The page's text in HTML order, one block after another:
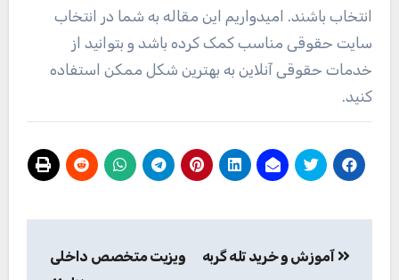
انتخاب باشند. امیدواریم این مقاله به شما در انتخاب
سایت حقوقی مناسب کمک کرده باشد و بتوانید از
خدمات حقوقی آنلاین به بهترین شکل ممکن استفاده
کنید.
نوشته
آموزش و خرید تله گربه
ویزیت متخصص داخلی